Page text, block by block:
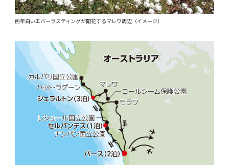
例年白いエバーラスティングが開花するマレワ周辺（イメージ）